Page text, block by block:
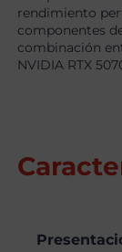
rendimiento
componentes
combinación
NVIDIA RTX